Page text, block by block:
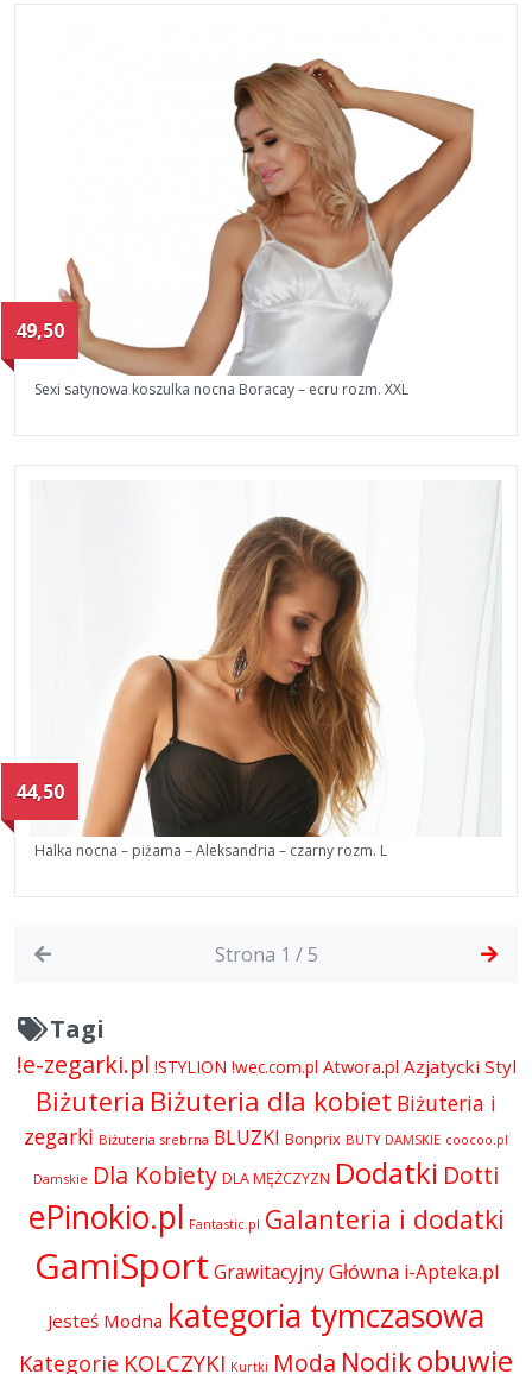
49,50
Sexi satynowa koszulka nocna Boracay – ecru rozm. XXL
44,50
Halka nocna – piżama – Aleksandria – czarny rozm. L
Strona 1 / 5
Tagi
!e-zegarki.pl !STYLION !wec.com.pl Atwora.pl Azjatycki Styl
Biżuteria Biżuteria dla kobiet Biżuteria i
zegarki Biżuteria srebrna BLUZKI Bonprix BUTY DAMSKIE coocoo.pl
Damskie Dla Kobiety DLA MĘŻCZYZN Dodatki Dotti
ePinokio.pl Fantastic.pl Galanteria i dodatki
GamiSport Grawitacyjny Główna i-Apteka.pl
Jesteś Modna kategoria tymczasowa
Kategorie KOLCZYKI Kurtki Moda Nodik obuwie